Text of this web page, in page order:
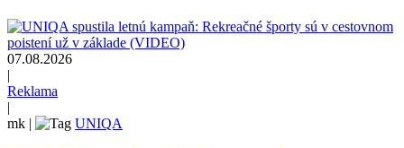
07.08.2026
|
Reklama
|
mk | UNIQA